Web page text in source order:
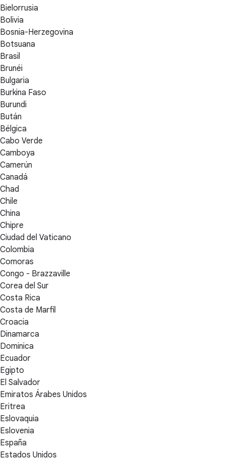
Bielorrusia
Bolivia
Bosnia-Herzegovina
Botsuana
Brasil
Brunéi
Bulgaria
Burkina Faso
Burundi
Bután
Bélgica
Cabo Verde
Camboya
Camerún
Canadá
Chad
Chile
China
Chipre
Ciudad del Vaticano
Colombia
Comoras
Congo - Brazzaville
Corea del Sur
Costa Rica
Costa de Marfil
Croacia
Dinamarca
Dominica
Ecuador
Egipto
El Salvador
Emiratos Árabes Unidos
Eritrea
Eslovaquia
Eslovenia
España
Estados Unidos